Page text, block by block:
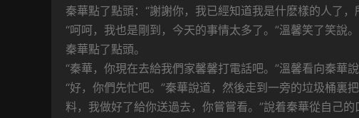
秦華點了點頭：“謝謝你，我已經知道我是什麽樣的人了
“呵呵，我也是剛到，今天的事情太多了。”溫馨笑了笑說。
秦華點了點頭。
“秦華，你現在去給我們家馨馨打電話吧。”溫馨看向秦華說
“好，你們先忙吧。”秦華說道，然後走到一旁的垃圾桶裏
料，我做好了給你送過去，你嘗嘗看。”說着秦華從自己